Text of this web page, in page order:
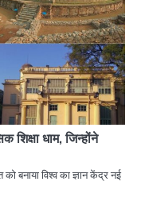
धाम, जिन्होंने
बनाया विश्व का ज्ञान केंद्र नई